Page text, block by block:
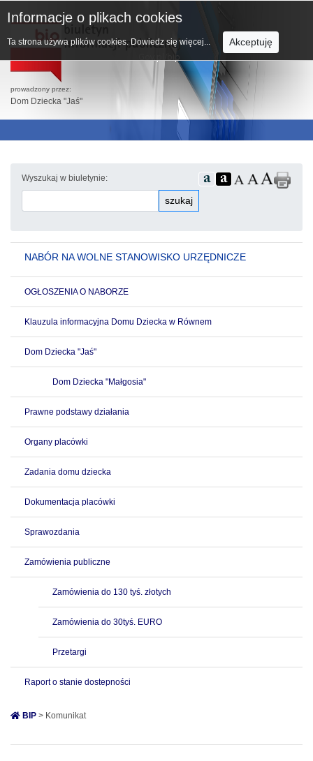
prowadzony przez:
Dom Dziecka "Jaś"
Wyszukaj w biuletynie:
szukaj
NABÓR NA WOLNE STANOWISKO URZĘDNICZE
OGŁOSZENIA O NABORZE
Klauzula informacyjna Domu Dziecka w Równem
Dom Dziecka "Jaś"
Dom Dziecka "Małgosia"
Prawne podstawy działania
Organy placówki
Zadania domu dziecka
Dokumentacja placówki
Sprawozdania
Zamówienia publiczne
Zamówienia do 130 tyś. złotych
Zamówienia do 30tyś. EURO
Przetargi
Raport o stanie dostepności
BIP > Komunikat
Informacje o plikach cookies
Ta strona używa plików cookies. Dowiedz się więcej... Akceptuję